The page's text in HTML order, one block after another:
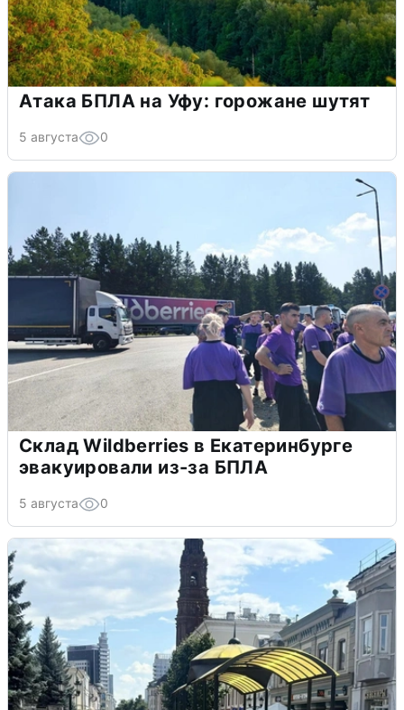
Атака БПЛА на Уфу: горожане шутят
5 августа 0
Склад Wildberries в Екатеринбурге
эвакуировали из-за БПЛА
5 августа 0